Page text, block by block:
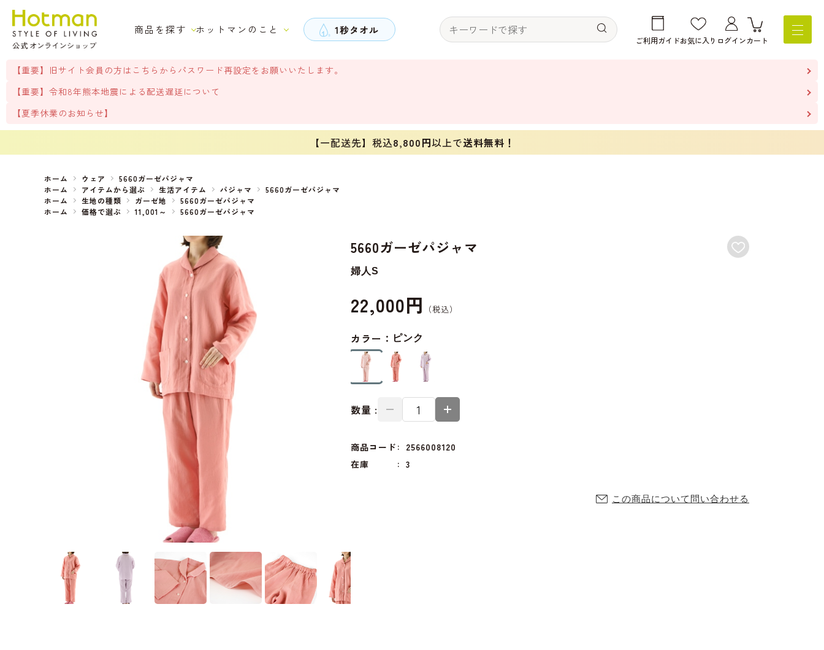
商品を探す ホットマンのこと 1秒タオル
ご利用ガイドお気に入り ログインカート
【重要】旧サイト会員の方はこちらからパスワード再設定をお願いいたします。
【重要】令和8年熊本地震による配送遅延について
【夏季休業のお知らせ】
【一配送先】税込8,800円以上で送料無料！
ホーム ウェア
5660ガーゼパジャマ
ホーム
アイテムから選ぶ 生活アイテム パジャマ
5660ガーゼパジャマ
ホーム
生地の種類 ガーゼ地
5660ガーゼパジャマ
ホーム
価格で選ぶ 11,001～ 5660ガーゼパジャマ
5660ガーゼパジャマ
婦人S
22,000円
カラー： ピンク
数量 :
商品コード
2566008120
在庫
3
この商品について問い合わせる